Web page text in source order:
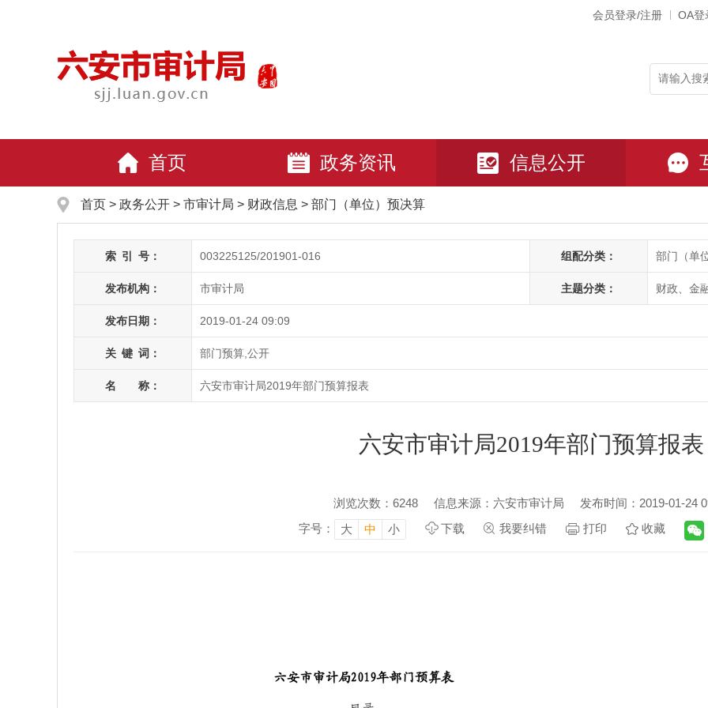
会员登录/注册 OA登
首页 政务资讯 信息公开
首页 > 政务公开 > 市审计局 > 财政信息 > 部门（单位）预决算
索 引 号： 003225125/201901-016 组配分类： 部门（单
发布机构： 市审计局 主题分类： 财政、金
发布日期： 2019-01-24 09:09
关 键 词： 部门预算,公开
名 称： 六安市审计局2019年部门预算报表
六安市审计局2019年部门预算报表
浏览次数： 6248 信息来源：六安市审计局
发布时间：2019-01-24
字号：
大 中 小 下载 我要纠错 打印 收藏